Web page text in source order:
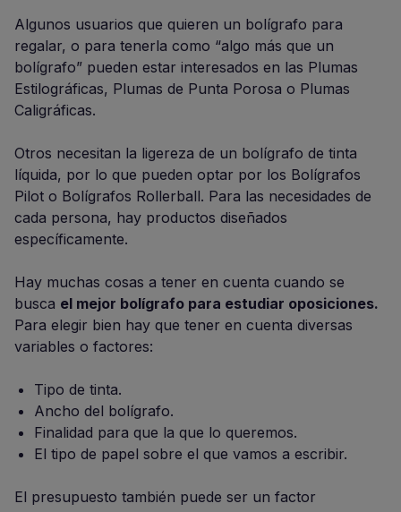
Algunos usuarios que quieren un bolígrafo para
regalar, o para tenerla como “algo más que un
bolígrafo” pueden estar interesados en las Plumas
Estilográficas, Plumas de Punta Porosa o Plumas
Caligráficas.
Otros necesitan la ligereza de un bolígrafo de tinta
líquida, por lo que pueden optar por los Bolígrafos
Pilot o Bolígrafos Rollerball. Para las necesidades de
cada persona, hay productos diseñados
específicamente.
Hay muchas cosas a tener en cuenta cuando se
busca el mejor bolígrafo para estudiar oposiciones.
Para elegir bien hay que tener en cuenta diversas
variables o factores:
Tipo de tinta.
Ancho del bolígrafo.
Finalidad para que la que lo queremos.
El tipo de papel sobre el que vamos a escribir.
El presupuesto también puede ser un factor